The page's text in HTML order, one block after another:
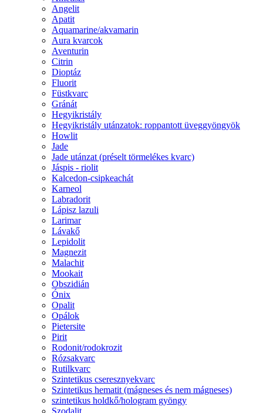
Angelit
Apatit
Aquamarine/akvamarin
Aura kvarcok
Aventurin
Citrin
Dioptáz
Fluorit
Füstkvarc
Gránát
Hegyikristály
Hegyikristály utánzatok: roppantott üveggyöngyök
Howlit
Jade
Jade utánzat (préselt törmelékes kvarc)
Jáspis - riolit
Kalcedon-csipkeachát
Karneol
Labradorit
Lápisz lazuli
Larimar
Lávakő
Lepidolit
Magnezit
Malachit
Mookait
Obszidián
Ónix
Opalit
Opálok
Pietersite
Pirit
Rodonit/rodokrozit
Rózsakvarc
Rutilkvarc
Szintetikus cseresznyekvarc
Szintetikus hematit (mágneses és nem mágneses)
szintetikus holdkő/hologram gyöngy